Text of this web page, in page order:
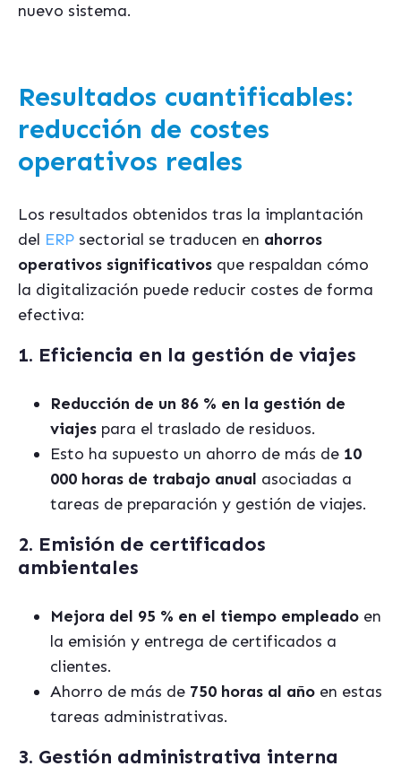
nuevo sistema.
Resultados cuantificables:
reducción de costes
operativos reales
Los resultados obtenidos tras la implantación
del ERP sectorial se traducen en ahorros
operativos significativos que respaldan cómo
la digitalización puede reducir costes de forma
efectiva:
1. Eficiencia en la gestión de viajes
Reducción de un 86 % en la gestión de
viajes para el traslado de residuos.
Esto ha supuesto un ahorro de más de 10
000 horas de trabajo anual asociadas a
tareas de preparación y gestión de viajes.
2. Emisión de certificados
ambientales
Mejora del 95 % en el tiempo empleado en
la emisión y entrega de certificados a
clientes.
Ahorro de más de 750 horas al año en estas
tareas administrativas.
3. Gestión administrativa interna